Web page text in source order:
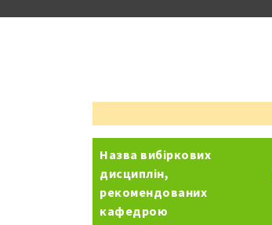
Назва вибіркових
дисциплін,
рекомендованих
кафедрою